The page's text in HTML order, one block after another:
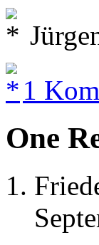
1
One